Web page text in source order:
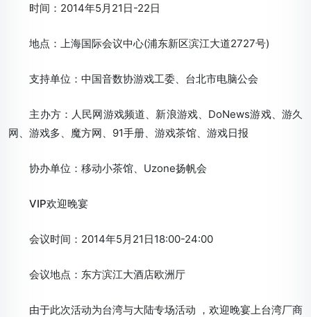
时间：2014年5月21日-22日
地点：上海国际会议中心(浦东新区滨江大道2727号)
支持单位：中国音数协游戏工委、台北市电脑公会
主办方：人民网游戏频道、新浪游戏、DoNews游戏、游久
网、游戏多、魔方网、91手册、游戏茶馆、游戏日报
协办单位：移动小茶馆、Uzone扬帆会
VIP欢迎晚宴
会议时间：2014年5月21日18:00-24:00
会议地点：东方滨江大酒店欧洲厅
由于此次活动为台湾与大陆专场活动 ，欢迎晚宴上台湾厂商